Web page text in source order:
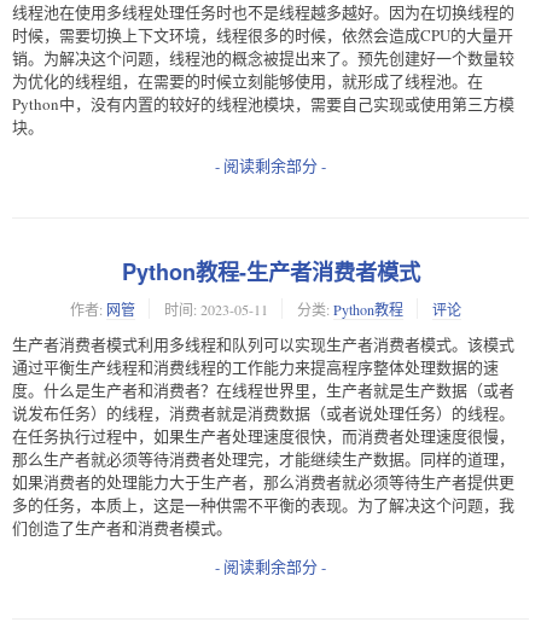
线程池在使用多线程处理任务时也不是线程越多越好。因为在切换线程的
时候，需要切换上下文环境，线程很多的时候，依然会造成CPU的大量开
销。为解决这个问题，线程池的概念被提出来了。预先创建好一个数量较
为优化的线程组，在需要的时候立刻能够使用，就形成了线程池。在
Python中，没有内置的较好的线程池模块，需要自己实现或使用第三方模
块。
- 阅读剩余部分 -
Python教程-生产者消费者模式
作者: 网管 时间: 2023-05-11 分类: Python教程 评论
生产者消费者模式利用多线程和队列可以实现生产者消费者模式。该模式
通过平衡生产线程和消费线程的工作能力来提高程序整体处理数据的速
度。什么是生产者和消费者？在线程世界里，生产者就是生产数据（或者
说发布任务）的线程，消费者就是消费数据（或者说处理任务）的线程。
在任务执行过程中，如果生产者处理速度很快，而消费者处理速度很慢，
那么生产者就必须等待消费者处理完，才能继续生产数据。同样的道理，
如果消费者的处理能力大于生产者，那么消费者就必须等待生产者提供更
多的任务，本质上，这是一种供需不平衡的表现。为了解决这个问题，我
们创造了生产者和消费者模式。
- 阅读剩余部分 -